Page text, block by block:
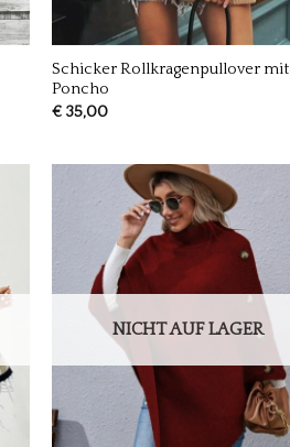
Schicker Rollkragenpullover mit
Poncho
€ 35,00
NICHT AUF LAGER